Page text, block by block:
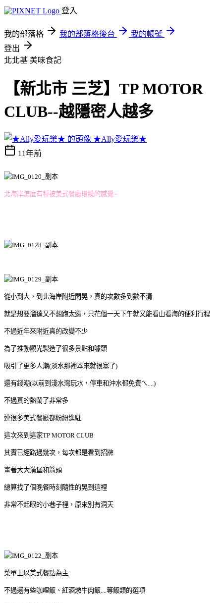
登入
我的部落格 我的部落格後台
我的帳號
登出
北北基 美味食記
【新北市 三芝】TP MOTOR
CLUB--越隱密人越多
★Ally愛玩樂★
11年前
北海岸怎麼有種被美式餐廳環繞的感覺~
從小到大，到北海岸附近閒晃，真的次數多到數不清
就是想要溜達又不想跑太遠，只花個一天下午就又能看山看海的便利行程
不過近年來附近真的改變不少
為了推動觀光製造了很多景點和噱頭
吸引了更多人潮(淡水那裡本來就很塞了)
還有錢潮(以前到淺水灣玩水，停車和沖水都免費ㄟ....)
不過真的熱鬧了非常多
連很多美式餐廳都紛紛進駐
這次來到這家TP MOTOR CLUB
其實已經路過幾次，每次都是看到招牌
畫著大大漢堡和箭頭
總算找了個晚餐時刻隨性的晃到這裡
非常不起眼的小巷子裡，原來別有洞天
菜單上以美式餐點為主
不過還有些咖哩飯、紅酒燉牛肉飯....等飯類的選項